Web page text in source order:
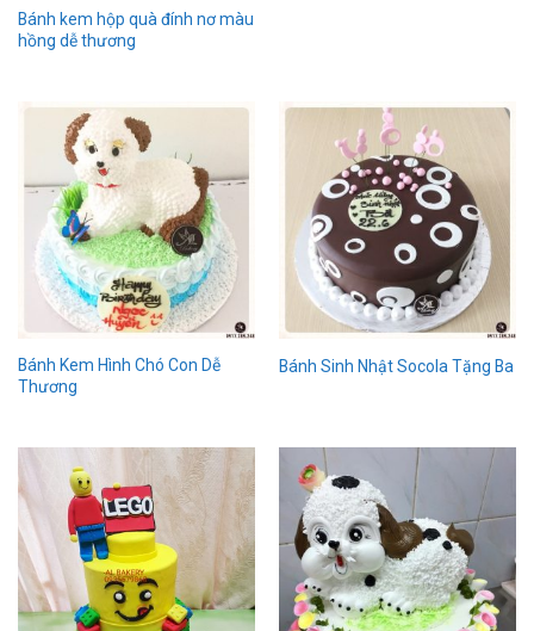
Bánh kem hộp quà đính nơ màu
hồng dễ thương
Bánh Kem Hình Chó Con Dễ
Thương
Bánh Sinh Nhật Socola Tặng Ba